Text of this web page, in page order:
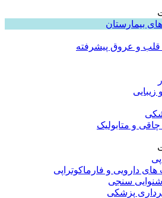
بیمارستان
و عروق پیشرفته
و متابولیک
دارویی و فارماکوتراپی
شنوایی سنجی
پزشکی